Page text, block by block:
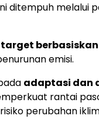
ditempuh melalui
target
emisi.
adaptasi dan
rantai
perubahan